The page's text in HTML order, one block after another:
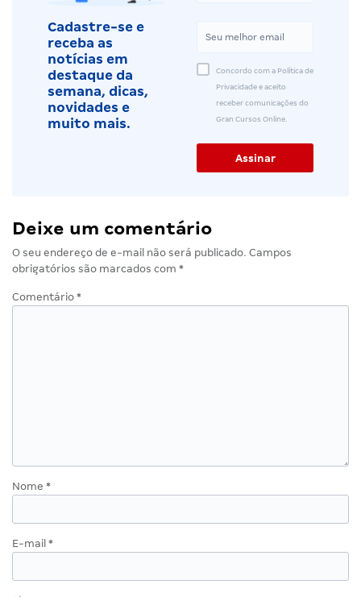
Cadastre-se e
receba as
notícias em
destaque da
semana, dicas,
novidades e
muito mais.
Concordo com a Política de
Privacidade e aceito
receber comunicações do
Gran Cursos Online.
Deixe um comentário
O seu endereço de e-mail não será publicado. Campos
obrigatórios são marcados com *
Comentário *
Nome *
E-mail *